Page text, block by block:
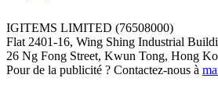
IGITEMS LIMITED (76508000)
Flat 2401-16, Wing Shing Industrial
26 Ng Fong Street, Kwun Tong, Hong
Pour de la publicité ? Contactez-nous à